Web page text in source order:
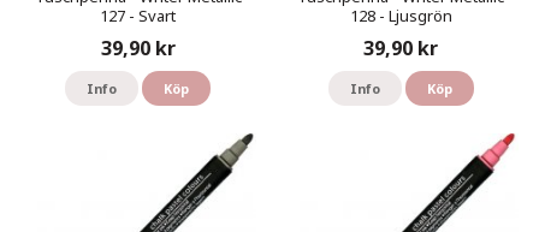
127 - Svart
39,90 kr
Info Köp
128 - Ljusgrön
39,90 kr
Info Köp